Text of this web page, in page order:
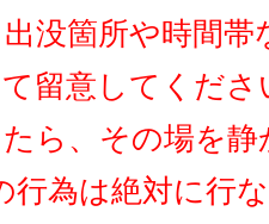
没箇所や時間
て留意してくださ
ら、その場を
行為は絶対に行